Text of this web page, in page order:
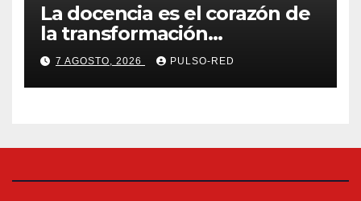
La docencia es el corazón de
la transformación
universitaria: Rector de la
UATx
7 AGOSTO, 2026 PULSO-RED